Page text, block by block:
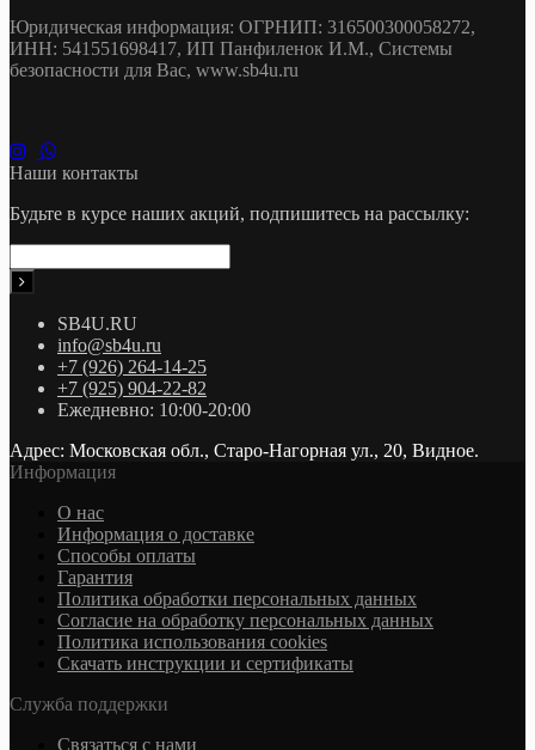
Юридическая информация: ОГРНИП: 316500300058272,
ИНН: 541551698417, ИП Панфиленок И.М., Системы
безопасности для Вас, www.sb4u.ru
Наши контакты
Будьте в курсе наших акций, подпишитесь на рассылку:
SB4U.RU
info@sb4u.ru
+7 (926) 264-14-25
+7 (925) 904-22-82
Ежедневно: 10:00-20:00
Адрес: Московская обл., Старо-Нагорная ул., 20, Видное.
Информация
О нас
Информация о доставке
Cпособы оплаты
Гарантия
Политика обработки персональных данных
Согласие на обработку персональных данных
Политика использования cookies
Скачать инструкции и сертификаты
Служба поддержки
Связаться с нами